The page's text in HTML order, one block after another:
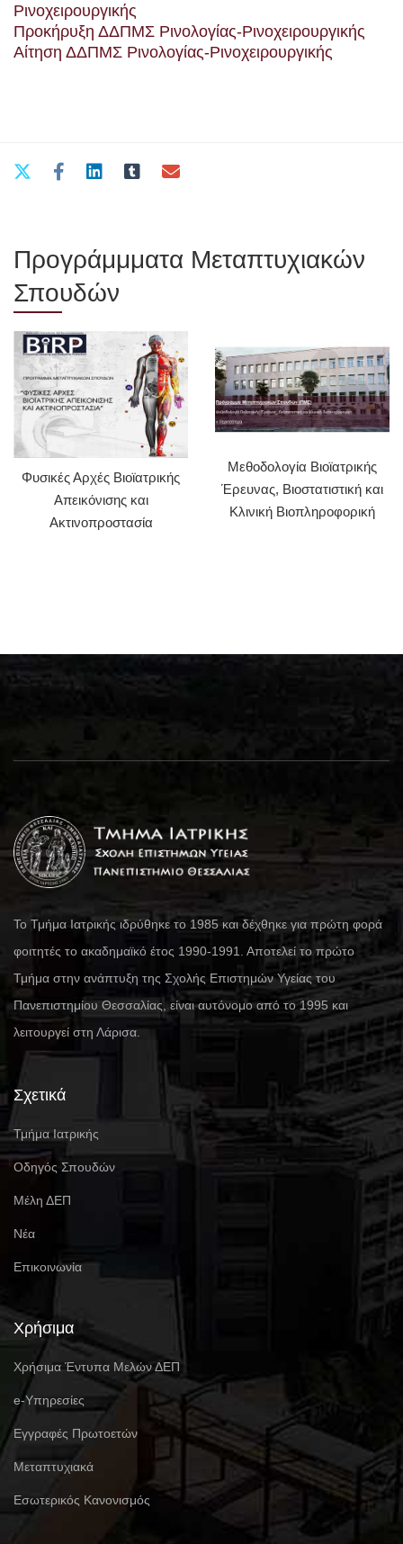
Ρινοχειρουργικής
Προκήρυξη ΔΔΠΜΣ Ρινολογίας-Ρινοχειρουργικής
Αίτηση ΔΔΠΜΣ Ρινολογίας-Ρινοχειρουργικής
Προγράμμματα Μεταπτυχιακών
Σπουδών
Φυσικές Αρχές Βιοϊατρικής
Απεικόνισης και
Ακτινοπροστασία
Μεθοδολογία Βιοϊατρικής
Έρευνας, Βιοστατιστική και
Κλινική Βιοπληροφορική
Το Τμήμα Ιατρικής ιδρύθηκε το 1985 και δέχθηκε για πρώτη φορά
φοιτητές το ακαδημαϊκό έτος 1990-1991. Αποτελεί το πρώτο
Τμήμα στην ανάπτυξη της Σχολής Επιστημών Υγείας του
Πανεπιστημίου Θεσσαλίας, είναι αυτόνομο από το 1995 και
λειτουργεί στη Λάρισα.
Σχετικά
Τμήμα Ιατρικής
Οδηγός Σπουδών
Μέλη ΔΕΠ
Νέα
Επικοινωνία
Χρήσιμα
Χρήσιμα Έντυπα Μελών ΔΕΠ
e-Υπηρεσίες
Eγγραφές Πρωτοετών
Μεταπτυχιακά
Εσωτερικός Κανονισμός